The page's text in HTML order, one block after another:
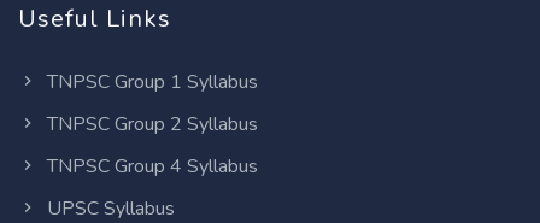
Useful Links
TNPSC Group 1 Syllabus
TNPSC Group 2 Syllabus
TNPSC Group 4 Syllabus
UPSC Syllabus